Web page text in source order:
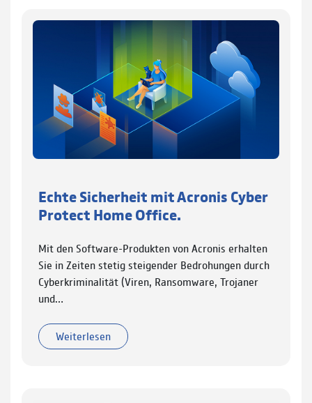
Echte Sicherheit mit Acronis Cyber
Protect Home Office.
Mit den Software-Produkten von Acronis erhalten
Sie in Zeiten stetig steigender Bedrohungen durch
Cyberkriminalität (Viren, Ransomware, Trojaner
und…
Weiterlesen